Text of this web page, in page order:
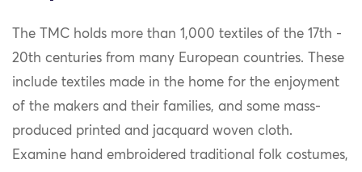
The TMC holds more than 1,000 textiles of the 17th -
20th centuries from many European countries. These
include textiles made in the home for the enjoyment
of the makers and their families, and some mass-
produced printed and jacquard woven cloth.
Examine hand embroidered traditional folk costumes,